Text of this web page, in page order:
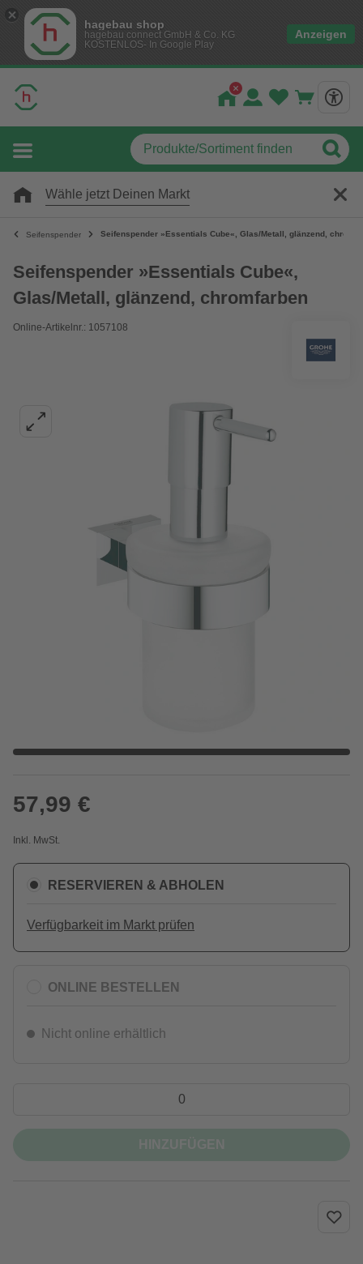
hagebau shop
hagebau connect GmbH & Co. KG
KOSTENLOS- In Google Play
Anzeigen
Wähle jetzt Deinen Markt
Seifenspender Seifenspender »Essentials Cube«, Glas/Metall, glänzend,
Seifenspender »Essentials Cube«,
Glas/Metall, glänzend, chromfarben
Online-Artikelnr.: 1057108
57,99 €
Inkl. MwSt.
RESERVIEREN & ABHOLEN
Verfügbarkeit im Markt prüfen
ONLINE BESTELLEN
Nicht online erhältlich